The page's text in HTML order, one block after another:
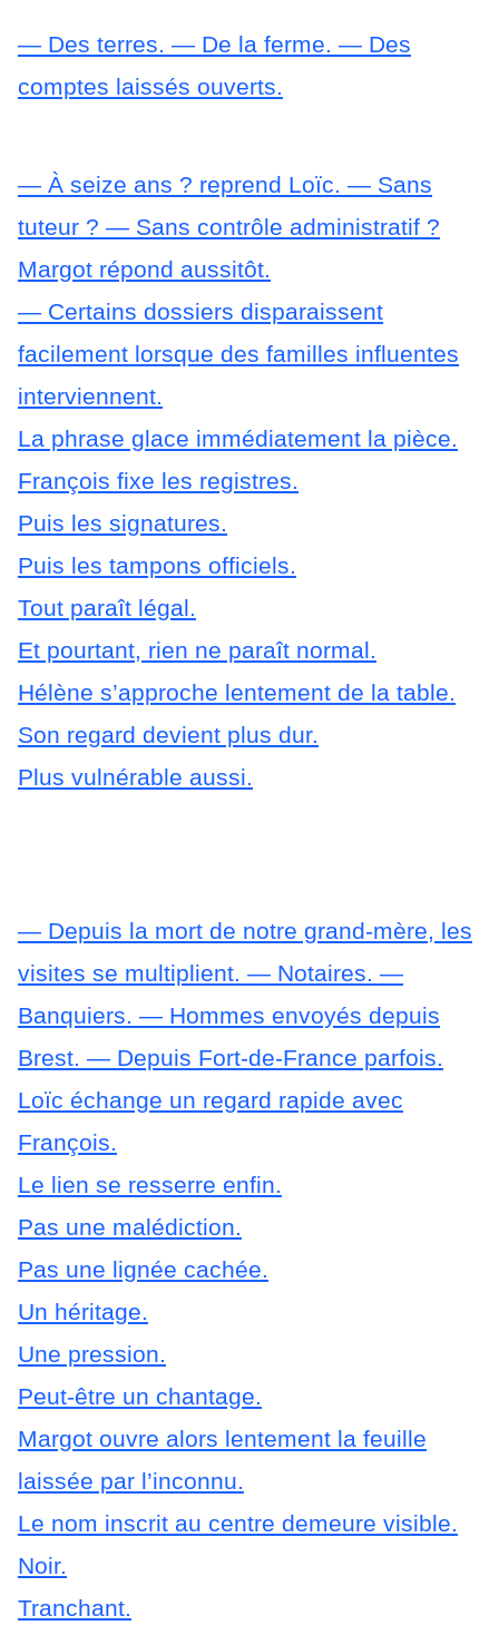
— Des terres. — De la ferme. — Des
comptes laissés ouverts.
— À seize ans ? reprend Loïc. — Sans
tuteur ? — Sans contrôle administratif ?
Margot répond aussitôt.
— Certains dossiers disparaissent
facilement lorsque des familles influentes
interviennent.
La phrase glace immédiatement la pièce.
François fixe les registres.
Puis les signatures.
Puis les tampons officiels.
Tout paraît légal.
Et pourtant, rien ne paraît normal.
Hélène s’approche lentement de la table.
Son regard devient plus dur.
Plus vulnérable aussi.
— Depuis la mort de notre grand-mère, les
visites se multiplient. — Notaires. —
Banquiers. — Hommes envoyés depuis
Brest. — Depuis Fort-de-France parfois.
Loïc échange un regard rapide avec
François.
Le lien se resserre enfin.
Pas une malédiction.
Pas une lignée cachée.
Un héritage.
Une pression.
Peut-être un chantage.
Margot ouvre alors lentement la feuille
laissée par l’inconnu.
Le nom inscrit au centre demeure visible.
Noir.
Tranchant.